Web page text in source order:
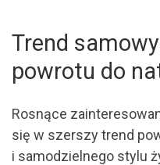
Trend
powrotu do
Rosnące
się w szerszy trend
i samodzielnego stylu